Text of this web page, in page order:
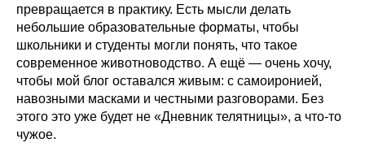
превращается в практику. Есть мысли делать
небольшие образовательные форматы, чтобы
школьники и студенты могли понять, что такое
современное животноводство. А ещё — очень хочу,
чтобы мой блог оставался живым: с самоиронией,
навозными масками и честными разговорами. Без
этого это уже будет не «Дневник телятницы», а что-то
чужое.